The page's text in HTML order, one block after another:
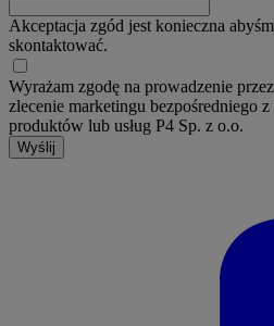
Akceptacja zgód jest konieczna
skontaktować.
Wyrażam zgodę na prowadzenie
zlecenie marketingu bezpośredniego
produktów lub usług P4 Sp. z o.o.
Wyślij